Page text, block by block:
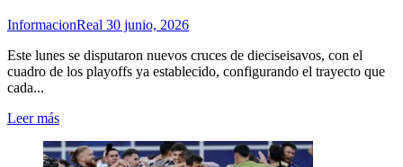
InformacionReal 30 junio, 2026
Este lunes se disputaron nuevos cruces de dieciseisavos, con el
cuadro de los playoffs ya establecido, configurando el trayecto que
cada...
Leer másLeer
sobre